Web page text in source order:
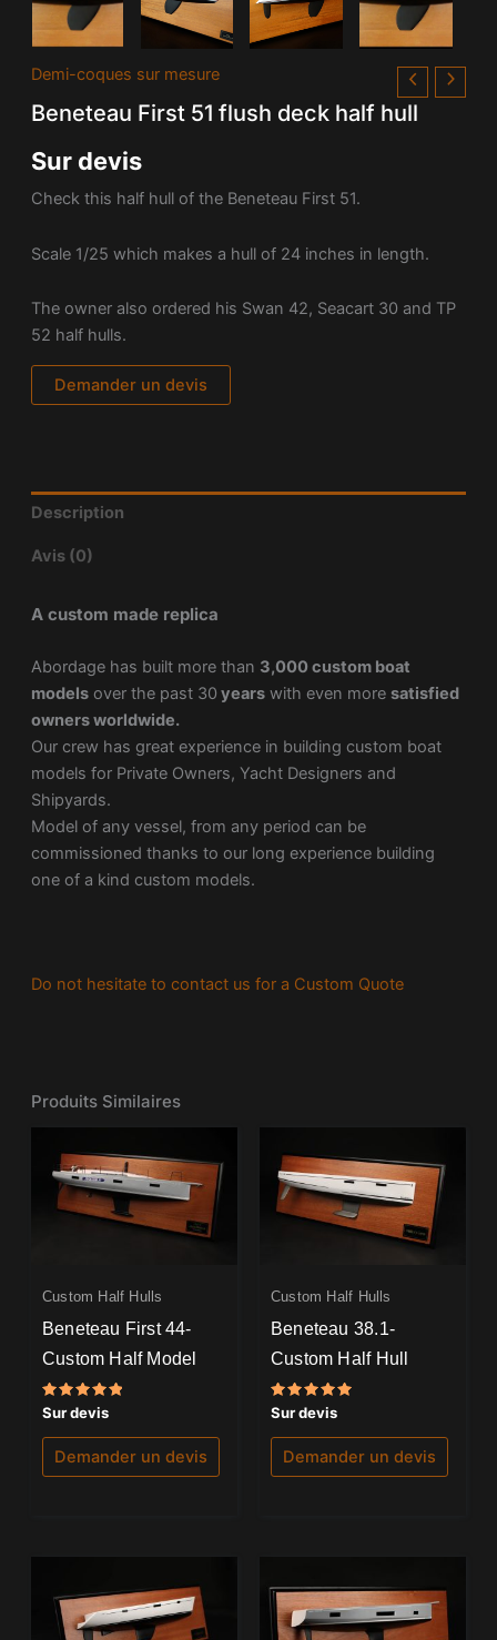
Demi-coques sur mesure
Beneteau First 51 flush deck half hull
Sur devis
Check this half hull of the Beneteau First 51.
Scale 1/25 which makes a hull of 24 inches in length.
The owner also ordered his Swan 42, Seacart 30 and TP
52 half hulls.
Demander un devis
Description
Avis (0)
A custom made replica
Abordage has built more than 3,000 custom boat
modelsover the past 30 yearswith even more satisfied
owners worldwide.
Our crew has great experience in building custom boat
models for Private Owners, Yacht Designers and
Shipyards.
Model of any vessel, from any period can be
commissioned thanks to our long experience building
one of a kind custom models.
Do not hesitate to contact us for a Custom Quote
Produits Similaires
Custom Half Hulls
Beneteau First 44-
Custom Half Model
Note
5.00
sur 5
Sur devis
Demander un devis
Custom Half Hulls
Beneteau 38.1-
Custom Half Hull
Note
5.00
sur 5
Sur devis
Demander un devis